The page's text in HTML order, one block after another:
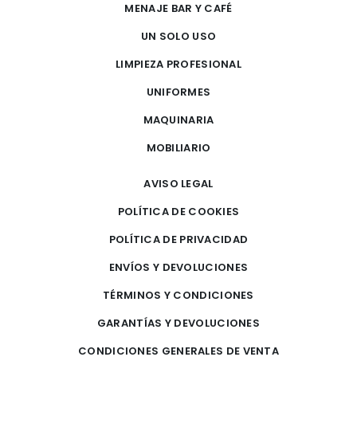
MENAJE BAR Y CAFÉ
UN SOLO USO
LIMPIEZA PROFESIONAL
UNIFORMES
MAQUINARIA
MOBILIARIO
AVISO LEGAL
POLÍTICA DE COOKIES
POLÍTICA DE PRIVACIDAD
ENVÍOS Y DEVOLUCIONES
TÉRMINOS Y CONDICIONES
GARANTÍAS Y DEVOLUCIONES
CONDICIONES GENERALES DE VENTA